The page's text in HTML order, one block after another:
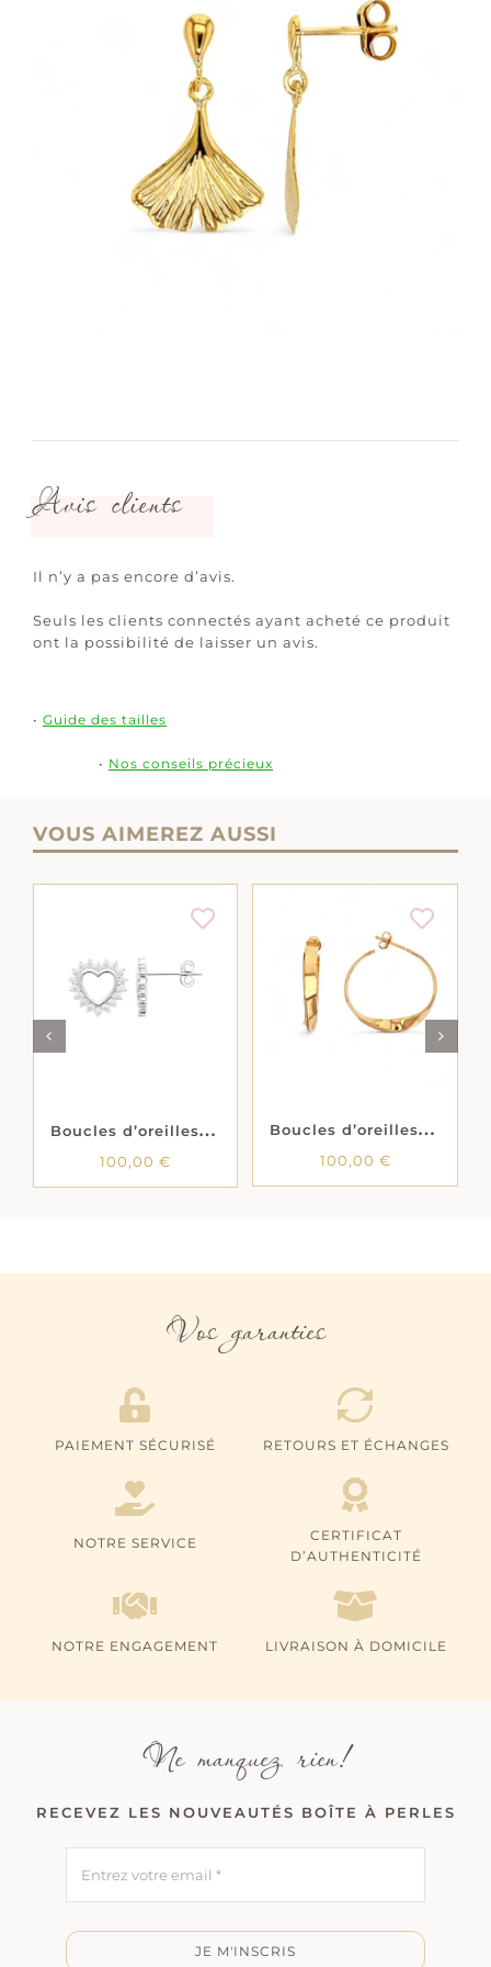
Avis clients
Il n’y a pas encore d’avis.
Seuls les clients connectés ayant acheté ce produit
ont la possibilité de laisser un avis.
• Guide des tailles
• Nos conseils précieux
VOUS AIMEREZ AUSSI
B
oucles d’oreilles « Coeur radieux »- Oxydes de zirconium – Argent rhodié
100,00€
AJOUTER AU
PANIER
B
oucles d’oreilles créoles « Elys » – Plaqué or
100,00 €
AJOUTER AU
PANIER
DÉTAILS
Vos garanties
PAIEMENT SÉCURISÉ RETOURS ET ÉCHANGES
NOTRE SERVICE
CERTIFICAT
D’AUTHENTICITÉ
NOTRE ENGAGEMENT LIVRAISON À DOMICILE
Ne manquez rien!
RECEVEZ LES NOUVEAUTÉS BOÎTE À PERLES
JE M'INSCRIS